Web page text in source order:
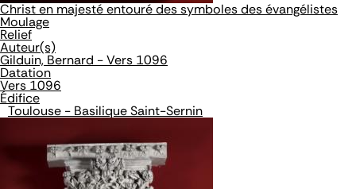
Christ en majesté entouré des symboles des évangélistes
Moulage
Relief
Auteur(s)
Gilduin, Bernard - Vers 1096
Datation
Vers 1096
Édifice
Toulouse - Basilique Saint-Sernin